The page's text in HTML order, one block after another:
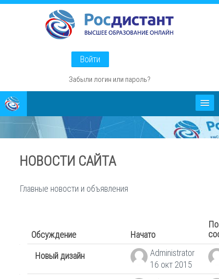
Перейти
Войти
Забыли логин или пароль?
Абитуриентам
О проекте
НОВОСТИ САЙТА
Главные новости и объявления
Список
обсуждений.
Обсуждение Начато
Новый дизайн
Administrator
16 окт 2015